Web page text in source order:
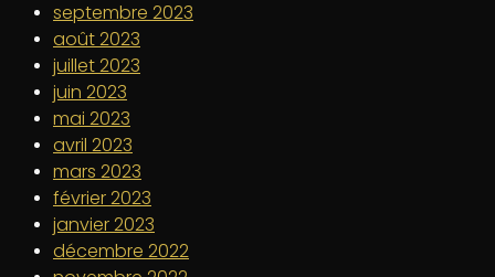
septembre 2023
août 2023
juillet 2023
juin 2023
mai 2023
avril 2023
mars 2023
février 2023
janvier 2023
décembre 2022